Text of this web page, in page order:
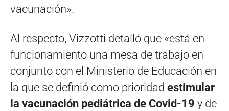
vacunación».
Al respecto, Vizzotti detalló que «está en
funcionamiento una mesa de trabajo en
conjunto con el Ministerio de Educación en
la que se definió como prioridad estimular
la vacunación pediátrica de Covid-19 y de